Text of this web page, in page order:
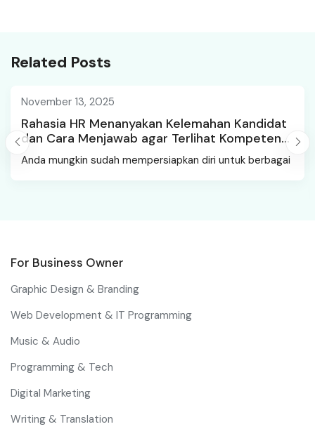
Related Posts
November 13, 2025
Rahasia HR Menanyakan Kelemahan Kandidat
dan Cara Menjawab agar Terlihat Kompeten
dan Dewasa
Anda mungkin sudah mempersiapkan diri untuk berbagai
For Business Owner
Graphic Design & Branding
Web Development & IT Programming
Music & Audio
Programming & Tech
Digital Marketing
Writing & Translation